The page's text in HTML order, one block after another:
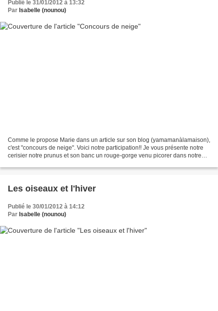
Publié le 31/01/2012 à 13:32
Par Isabelle (nounou)
Comme le propose Marie dans un article sur son blog (yamamanàlamaison),
c'est "concours de neige". Voici notre participation!! Je vous présente notre
cerisier notre prunus et son banc un rouge-gorge venu picorer dans notre
Les oiseaux et l'hiver
Publié le 30/01/2012 à 14:12
Par Isabelle (nounou)